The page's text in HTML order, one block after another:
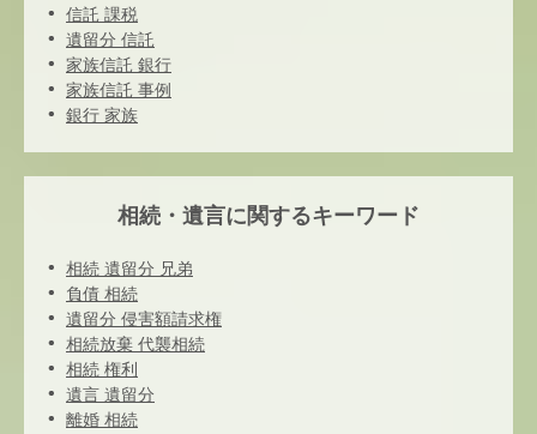
信託 課税
遺留分 信託
家族信託 銀行
家族信託 事例
銀行 家族
相続・遺言に関するキーワード
相続 遺留分 兄弟
負債 相続
遺留分 侵害額請求権
相続放棄 代襲相続
相続 権利
遺言 遺留分
離婚 相続